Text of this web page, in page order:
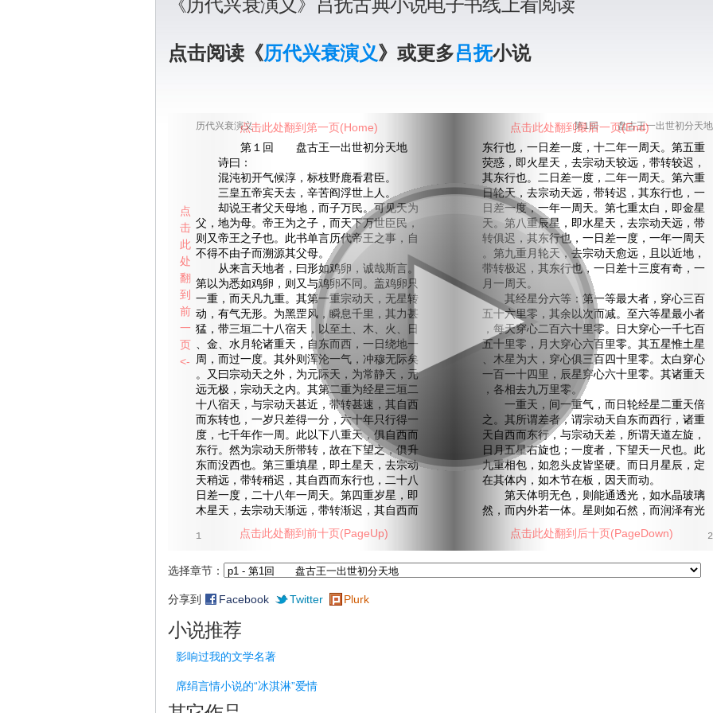
《历代兴衰演义》吕抚古典小说电子书线上看阅读
点击阅读《历代兴衰演义》或更多吕抚小说
历代兴衰演义 第1回 盘古王一出世初分天地
第１回 盘古王一出世初分天地
诗曰：
混沌初开气候淳，标枝野鹿看君臣。
三皇五帝宾天去，辛苦阎浮世上人。
却说王者父天母地，而子万民。可见天为
父，地为母。帝王为之子，而天下万世臣民，
则又帝王之子也。此书单言历代帝王之事，自
不得不由子而溯源其父母。
从来言天地者，曰形如鸡卵，诚哉斯言。
第以为悉如鸡卵，则又与鸡卵不同。盖鸡卵只
一重，而天凡九重。其第一重宗动天，无星转
动，有气无形。为黑罡风，瞬息千里，其力甚
猛，带三垣二十八宿天，以至土、木、火、日
、金、水月轮诸重天，自东而西，一日绕地一
周，而过一度。其外则浑沦一气，冲穆无际矣
。又曰宗动天之外，为元际天，为常静天，元
远无极，宗动天之内。其第二重为经星三垣二
十八宿天，与宗动天甚近，带转甚速，其自西
而东转也，一岁只差得一分，六十年只行得一
度，七千年作一周。此以下八重天，俱自西而
东行。然为宗动天所带转，故在下望之，俱升
东而没西也。第三重填星，即土星天，去宗动
天稍远，带转稍迟，其自西而东行也，二十八
日差一度，二十八年一周天。第四重岁星，即
木星天，去宗动天渐远，带转渐迟，其自西而
东行也，一日差一度，十二年一周天。第五重
荧惑，即火星天，去宗动天较远，带转较迟，
其东行也。二日差一度，二年一周天。第六重
日轮天，去宗动天远，带转迟，其东行也，一
日差一度，一年一周天。第七重太白，即金星
天。第八重辰星，即水星天，去宗动天远，带
转俱迟，其东行也，一日差一度，一年一周天
。第九重月轮天，去宗动天愈远，且以近地，
带转极迟，其东行也，一日差十三度有奇，一
月一周天。
其经星分六等：第一等最大者，穿心三百
五十六里零，其余以次而减。至六等星最小者
，每天穿心二百六十里零。日大穿心一千七百
五十里零，月大穿心六百里零。其五星惟土星
、木星为大，穿心俱三百四十里零。太白穿心
一百一十四里，辰星穿心六十里零。其诸重天
，各相去九万里零。
一重天，间一重气，而日轮经星二重天倍
之。其所谓差者，谓宗动天自东而西行，诸重
天自西而东行，与宗动天差，所谓天道左旋，
日月五星右旋也；一度者，下望天一尺也。此
九重相包，如忽头皮皆坚硬。而日月星辰，定
在其体内，如木节在板，因天而动。
第天体明无色，则能通透光，如水晶玻璃
然，而内外若一体。星则如石然，而润泽有光
1 2
选择章节：
分享到 Facebook Twitter Plurk
点击此处翻到第一页(Home) 点击此处翻到最后一页(End)
点击此处翻到前十页(PageUp) 点击此处翻到后十页(PageDown)
点
击
此
处
翻
到
前
一
页
<-
小说推荐
影响过我的文学名著
席绢言情小说的“冰淇淋”爱情